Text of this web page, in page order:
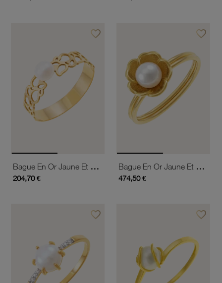
favorite_borderAjouter à vos favoris
Bague En Or Jaune Et Perle De Culture, Ajourée
204,70 €
favorite_borderAjouter
Bague En Or Jaune Et Perle De Culture, Fleur
474,50 €
favorite_borderAjouter à vos favoris favorite_borderAjouter